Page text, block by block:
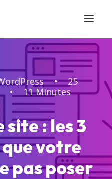
cas
•
25
• 11 Minutes
: les 3
votre
pas poser